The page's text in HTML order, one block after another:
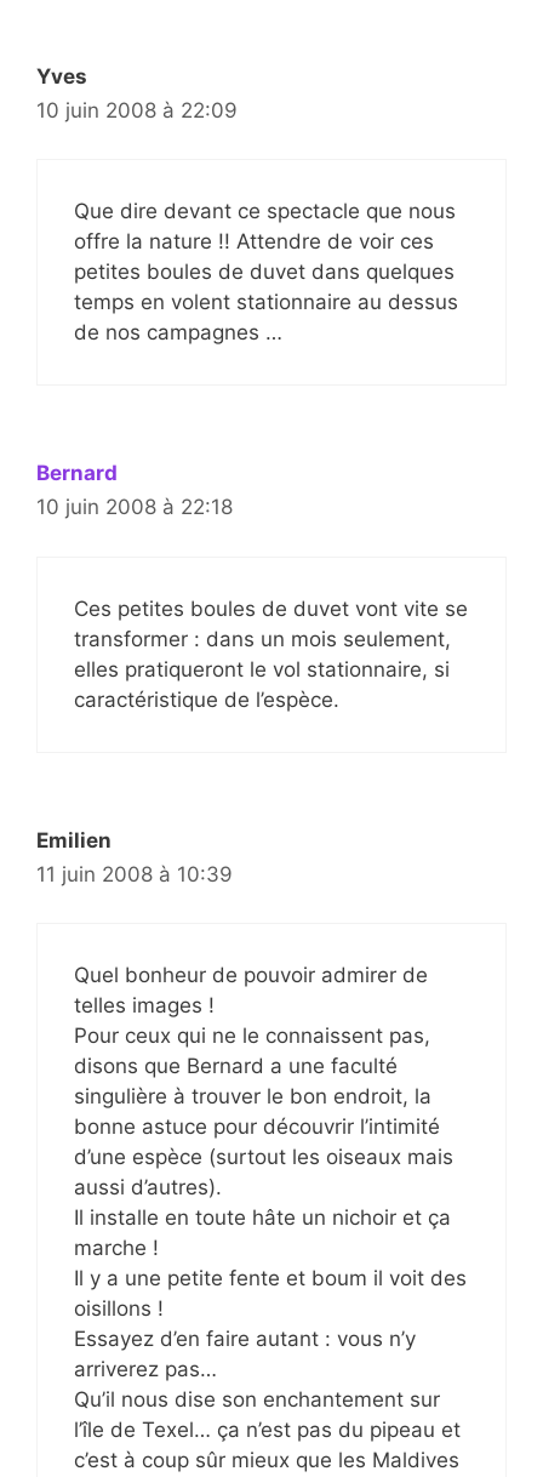
Yves
10 juin 2008 à 22:09
Que dire devant ce spectacle que nous
offre la nature !! Attendre de voir ces
petites boules de duvet dans quelques
temps en volent stationnaire au dessus
de nos campagnes …
Bernard
10 juin 2008 à 22:18
Ces petites boules de duvet vont vite se
transformer : dans un mois seulement,
elles pratiqueront le vol stationnaire, si
caractéristique de l’espèce.
Emilien
11 juin 2008 à 10:39
Quel bonheur de pouvoir admirer de
telles images !
Pour ceux qui ne le connaissent pas,
disons que Bernard a une faculté
singulière à trouver le bon endroit, la
bonne astuce pour découvrir l’intimité
d’une espèce (surtout les oiseaux mais
aussi d’autres).
Il installe en toute hâte un nichoir et ça
marche !
Il y a une petite fente et boum il voit des
oisillons !
Essayez d’en faire autant : vous n’y
arriverez pas…
Qu’il nous dise son enchantement sur
l’île de Texel… ça n’est pas du pipeau et
c’est à coup sûr mieux que les Maldives